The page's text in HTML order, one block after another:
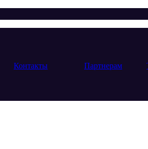
Контакты Партнерам